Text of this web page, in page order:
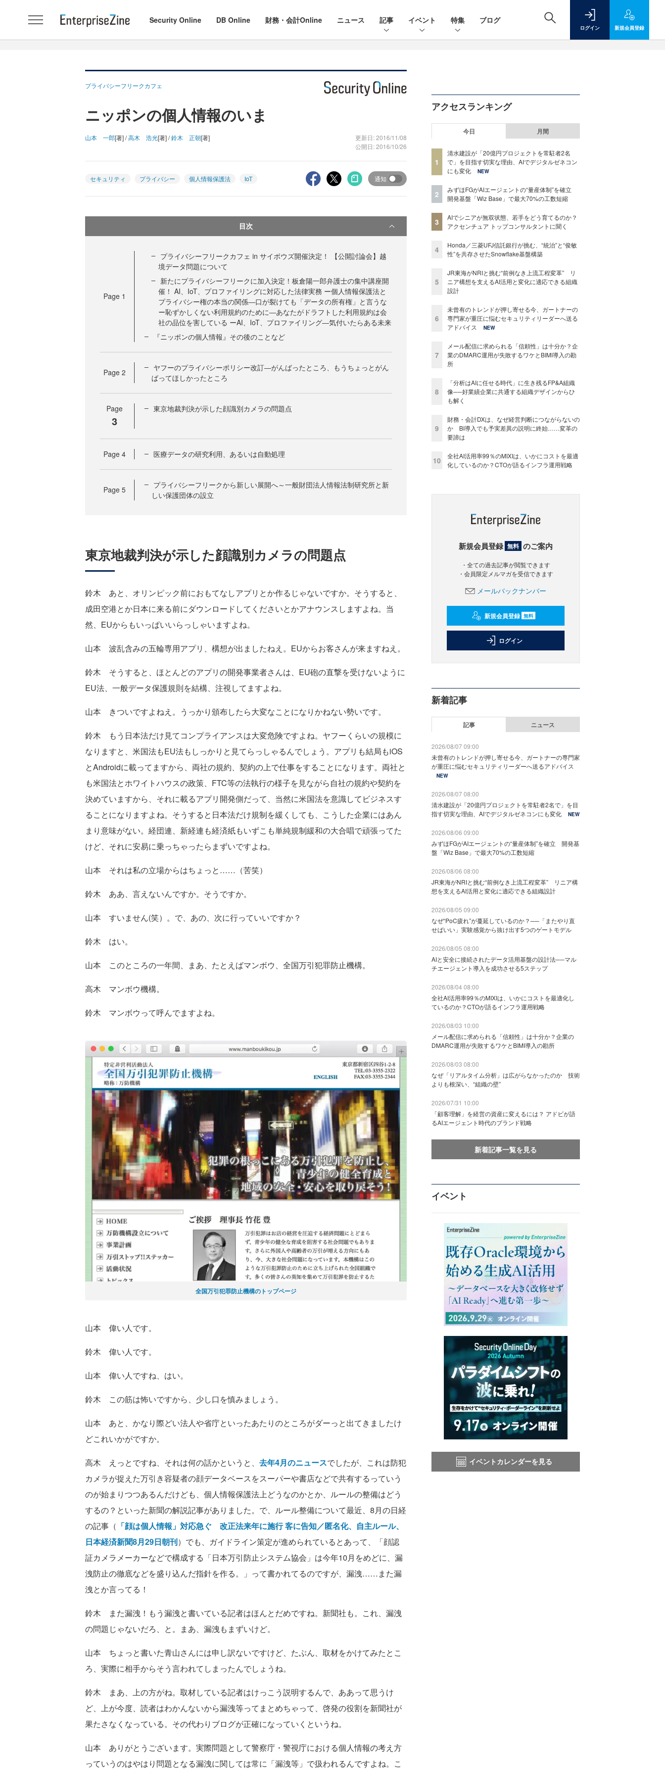
Security Online DB Online 財務・会計Online ニュース 記事 イベント 特集 ブログ
ログイン 新規会員登録
プライバシーフリークカフェ
ニッポンの個人情報のいま
山本 一郎[著] /高木 浩光[著] /鈴木 正朝[著]
更新日: 2016/11/08
公開日: 2016/10/26
セキュリティ プライバシー 個人情報保護法 IoT 通知
目次
Page 1
プライバシーフリークカフェ in サイボウズ開催決定！ 【公開討論会】越
境データ問題について
新たにプライバシーフリークに加入決定！板倉陽一郎弁護士の集中講座開
催！ AI、IoT、プロファイリングに対応した法律実務 ー個人情報保護法と
プライバシー権の本当の関係―口が裂けても「データの所有権」と言うな
ー恥ずかしくない利用規約のために―あなたがドラフトした利用規約は会
社の品位を害している ーAI、IoT、プロファイリング―気付いたらある未来
『ニッポンの個人情報』その後のことなど
Page 2
ヤフーのプライバシーポリシー改訂―がんばったところ、もうちょっとがん
ばってほしかったところ
Page
3
東京地裁判決が示した顔識別カメラの問題点
Page 4 医療データの研究利用、あるいは自動処理
Page 5
プライバシーフリークから新しい展開へ～一般財団法人情報法制研究所と新
しい保護団体の設立
東京地裁判決が示した顔識別カメラの問題点
鈴木 あと、オリンピック前におもてなしアプリとか作るじゃないですか。そうすると、
成田空港とか日本に来る前にダウンロードしてくださいとかアナウンスしますよね。当
然、EUからもいっぱいいらっしゃいますよね。
山本 波乱含みの五輪専用アプリ、構想が出ましたねえ。EUからお客さんが来ますねえ。
鈴木 そうすると、ほとんどのアプリの開発事業者さんは、EU砲の直撃を受けないように
EU法、一般データ保護規則を結構、注視してますよね。
山本 きついですよねえ。うっかり頒布したら大変なことになりかねない勢いです。
鈴木 もう日本法だけ見てコンプライアンスは大変危険ですよね。ヤフーくらいの規模に
なりますと、米国法もEU法もしっかりと見てらっしゃるんでしょう。アプリも結局もiOS
とAndroidに載ってますから、両社の規約、契約の上で仕事をすることになります。両社と
も米国法とホワイトハウスの政策、FTC等の法執行の様子を見ながら自社の規約や契約を
決めていますから、それに載るアプリ開発側だって、当然に米国法を意識してビジネスす
ることになりますよね。そうすると日本法だけ規制を緩くしても、こうした企業にはあん
まり意味がない。経団連、新経連も経済紙もいずこも単純規制緩和の大合唱で頑張ってた
けど、それに安易に乗っちゃったらまずいですよね。
山本 それは私の立場からはちょっと……（苦笑）
鈴木 ああ、言えないんですか。そうですか。
山本 すいません(笑）。で、あの、次に行っていいですか？
鈴木 はい。
山本 このところの一年間、まあ、たとえばマンボウ、全国万引犯罪防止機構。
高木 マンボウ機構。
鈴木 マンボウって呼んでますよね。
全国万引犯罪防止機構のトップページ
山本 偉い人です。
鈴木 偉い人です。
山本 偉い人ですね、はい。
鈴木 この筋は怖いですから、少し口を慎みましょう。
山本 あと、かなり際どい法人や省庁といったあたりのところがダーっと出てきましたけ
どこれいかがですか。
高木 えっとですね、それは何の話かというと、 去年4月のニュースでしたが、これは防犯
カメラが捉えた万引き容疑者の顔データベースをスーパーや書店などで共有するっていう
のが始まりつつあるんだけども、個人情報保護法上どうなのかとか、ルールの整備はどう
するの？といった新聞の解説記事がありました。で、ルール整備について最近、8月の日経
の記事（ 「顔は個人情報」対応急ぐ 改正法来年に施行 客に告知／匿名化、自主ルール、
日本経済新聞8月29日朝刊）でも、ガイドライン策定が進められているとあって、「顔認
証カメラメーカーなどで構成する「日本万引防止システム協会」は今年10月をめどに、漏
洩防止の徹底などを盛り込んだ指針を作る。」って書かれてるのですが、漏洩……また漏
洩とか言ってる！
鈴木 また漏洩！もう漏洩と書いている記者はほんとだめですね。新聞社も。これ、漏洩
の問題じゃないだろ、と。まあ、漏洩もまずいけど。
山本 ちょっと書いた青山さんには申し訳ないですけど、たぶん、取材をかけてみたとこ
ろ、実際に相手からそう言われてしまったんでしょうね。
鈴木 まあ、上の方がね。取材している記者はけっこう説明するんで、ああって思うけ
ど、上が今度、読者はわかんないから漏洩等ってまとめちゃって、啓発の役割を新聞社が
果たさなくなっている。その代わりブログが正確になっていくというね。
山本 ありがとうございます。実際問題として警察庁・警視庁における個人情報の考え方
っていうのはやはり問題となる漏洩に関しては常に「漏洩等」で扱われるんですよね。こ
アクセスランキング
今日 月間
1
清水建設が「20億円プロジェクトを常駐者2名
で」を目指す切実な理由、AIでデジタルゼネコン
にも変化
NEW
2
みずほFGがAIエージェントの“量産体制”を確立
開発基盤「Wiz Base」で最大70%の工数短縮
3
AIでシニアが無双状態、若手をどう育てるのか？
アクセンチュア トップコンサルタントに聞く
4
Honda／三菱UFJ信託銀行が挑む、“統治”と“俊敏
性”を共存させたSnowflake基盤構築
5
JR東海がNRIと挑む“前例なき上流工程変革” リ
ニア構想を支えるAI活用と変化に適応できる組織
設計
6
未曾有のトレンドが押し寄せる今、ガートナーの
専門家が重圧に悩むセキュリティリーダーへ送る
アドバイス
NEW
7
メール配信に求められる「信頼性」は十分か？企
業のDMARC運用が失敗するワケとBIMI導入の勘
所
8
「分析はAIに任せる時代」に生き残るFP&A組織
像──好業績企業に共通する組織デザインからひ
も解く
9
財務・会計DXは、なぜ経営判断につながらないの
か BI導入でも予実差異の説明に終始……変革の
要諦は
10
全社AI活用率99％のMIXIは、いかにコストを最適
化しているのか？CTOが語るインフラ運用戦略
新規会員登録 無料 のご案内
・全ての過去記事が閲覧できます
・会員限定メルマガを受信できます
メールバックナンバー
新規会員登録 無料
ログイン
新着記事
記事 ニュース
2026/08/07 09:00
未曾有のトレンドが押し寄せる今、ガートナーの専門家
が重圧に悩むセキュリティリーダーへ送るアドバイス
NEW
2026/08/07 08:00
清水建設が「20億円プロジェクトを常駐者2名で」を目
指す切実な理由、AIでデジタルゼネコンにも変化
NEW
2026/08/06 09:00
みずほFGがAIエージェントの“量産体制”を確立 開発基
盤「Wiz Base」で最大70%の工数短縮
2026/08/06 08:00
JR東海がNRIと挑む“前例なき上流工程変革” リニア構
想を支えるAI活用と変化に適応できる組織設計
2026/08/05 09:00
なぜ“PoC疲れ”が蔓延しているのか？──「またやり直
せばいい」実験感覚から抜け出す5つのゲートモデル
2026/08/05 08:00
AIと安全に接続されたデータ活用基盤の設計法──マル
チエージェント導入を成功させる5ステップ
2026/08/04 08:00
全社AI活用率99％のMIXIは、いかにコストを最適化し
ているのか？CTOが語るインフラ運用戦略
2026/08/03 10:00
メール配信に求められる「信頼性」は十分か？企業の
DMARC運用が失敗するワケとBIMI導入の勘所
2026/08/03 08:00
なぜ「リアルタイム分析」は広がらなかったのか 技術
よりも根深い、“組織の壁”
2026/07/31 10:00
「顧客理解」を経営の資産に変えるには？ アドビが語
るAIエージェント時代のブランド戦略
新着記事一覧を見る
イベント
イベントカレンダーを見る